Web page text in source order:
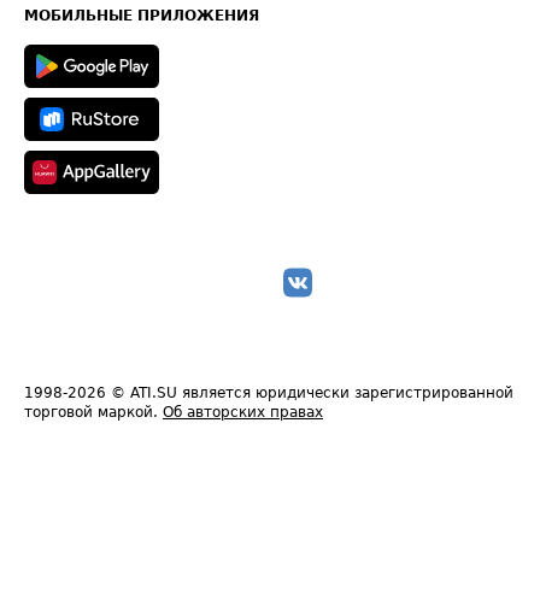
Техническая информация
МОБИЛЬНЫЕ ПРИЛОЖЕНИЯ
1998-2026 © ATI.SU является юридически зарегистрированной
торговой маркой. Об авторских правах